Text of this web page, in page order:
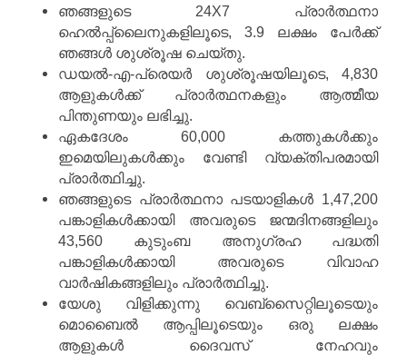
ഞങ്ങളുടെ 24X7 പ്രാർത്ഥനാ
ഹെൽപ്പ്ലൈനുകളിലൂടെ, 3.9 ലക്ഷം പേർക്ക്
ഞങ്ങൾ ശുശ്രൂഷ ചെയ്തു.
ഡയൽ-എ-പ്രെയർ ശുശ്രൂഷയിലൂടെ, 4,830
ആളുകൾക്ക് പ്രാർത്ഥനകളും ആത്മീയ
പിന്തുണയും ലഭിച്ചു.
ഏകദേശം 60,000 കത്തുകൾക്കും
ഇമെയിലുകൾക്കും വേണ്ടി വ്യക്തിപരമായി
പ്രാർത്ഥിച്ചു.
ഞങ്ങളുടെ പ്രാർത്ഥനാ പടയാളികൾ 1,47,200
പങ്കാളികൾക്കായി അവരുടെ ജന്മദിനങ്ങളിലും
43,560 കുടുംബ അനുഗ്രഹ പദ്ധതി
പങ്കാളികൾക്കായി അവരുടെ വിവാഹ
വാർഷികങ്ങളിലും പ്രാർത്ഥിച്ചു.
യേശു വിളിക്കുന്നു വെബ്സൈറ്റിലൂടെയും
മൊബൈൽ ആപ്പിലൂടെയും ഒരു ലക്ഷം
ആളുകൾ ദൈവസ് നേഹവും